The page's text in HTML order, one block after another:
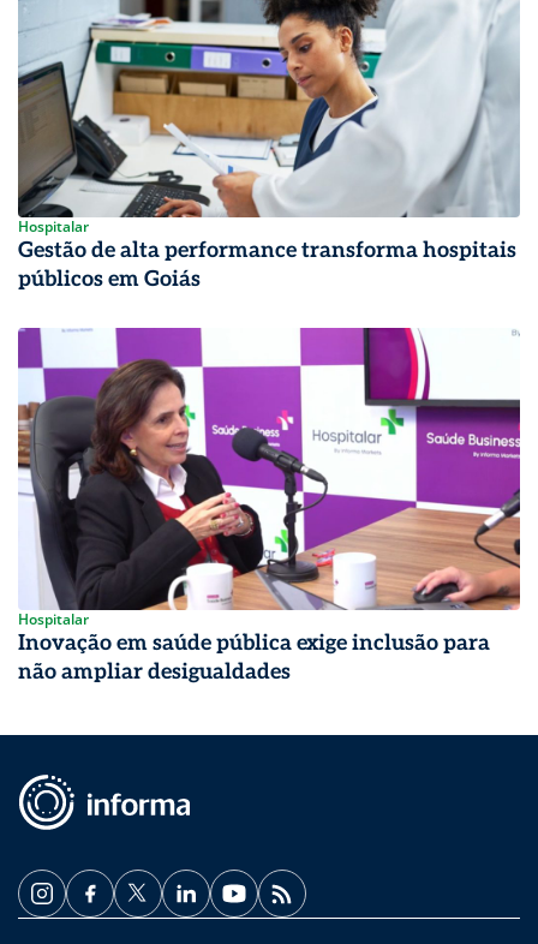
Hospitalar
Gestão de alta performance transforma hospitais
públicos em Goiás
Hospitalar
Inovação em saúde pública exige inclusão para
não ampliar desigualdades